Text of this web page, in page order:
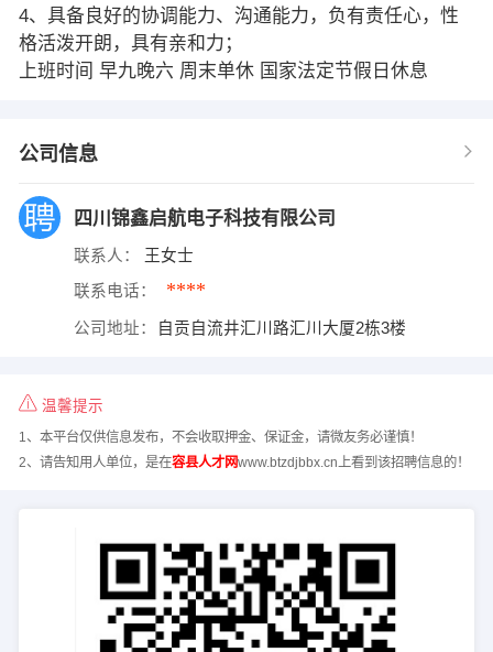
4、具备良好的协调能力、沟通能力，负有责任心，性
格活泼开朗，具有亲和力；
上班时间 早九晚六 周末单休 国家法定节假日休息
公司信息
四川锦鑫启航电子科技有限公司
联系人： 王女士
联系电话： ****
公司地址： 自贡自流井汇川路汇川大厦2栋3楼
温馨提示
1、本平台仅供信息发布，不会收取押金、保证金，请微友务必谨慎！
2、请告知用人单位，是在容县人才网www.btzdjbbx.cn上看到该招聘信息的！